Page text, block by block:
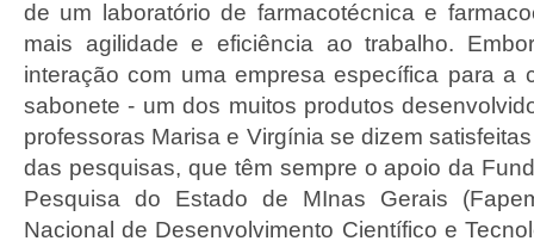
de um laboratório de farmacotécnica e
mais agilidade e eficiência ao trabalho.
interação com uma empresa específica para a
sabonete - um dos muitos produtos
professoras Marisa e Virgínia se dizem
das pesquisas, que têm sempre o apoio da
Pesquisa do Estado de MInas Gerais
Nacional de Desenvolvimento Científico e